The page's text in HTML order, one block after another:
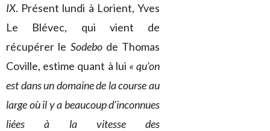
IX. Présent lundi à Lorient, Yves
Le Blévec, qui vient de
récupérer le Sodebode Thomas
Coville, estime quant à lui « qu’on
est dans un domaine de la course au
large où il y a beaucoup d’inconnues
liées à la vitesse des